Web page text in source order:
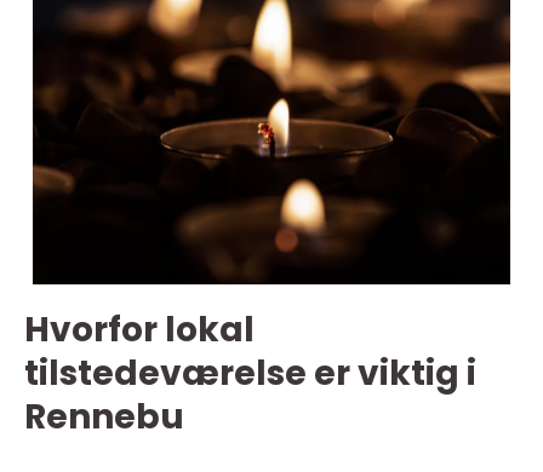
Hvorfor lokal
tilstedeværelse er viktig i
Rennebu